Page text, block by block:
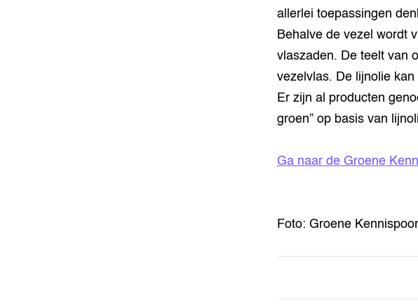
allerlei toepassingen
Behalve de vezel wordt
vlaszaden. De teelt van
vezelvlas. De lijnolie
Er zijn al producten
groen” op basis van
Ga naar de Groene
Foto: Groene